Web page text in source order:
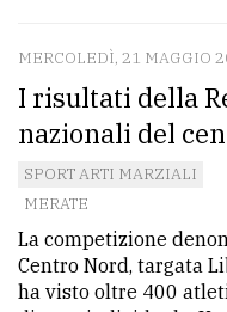
MERCOLEDÌ, 21 MAGGIO
I risultati della
nazionali del
SPORT ARTI MARZIALI
MERATE
La competizione
Centro Nord, targata
ha visto oltre 400